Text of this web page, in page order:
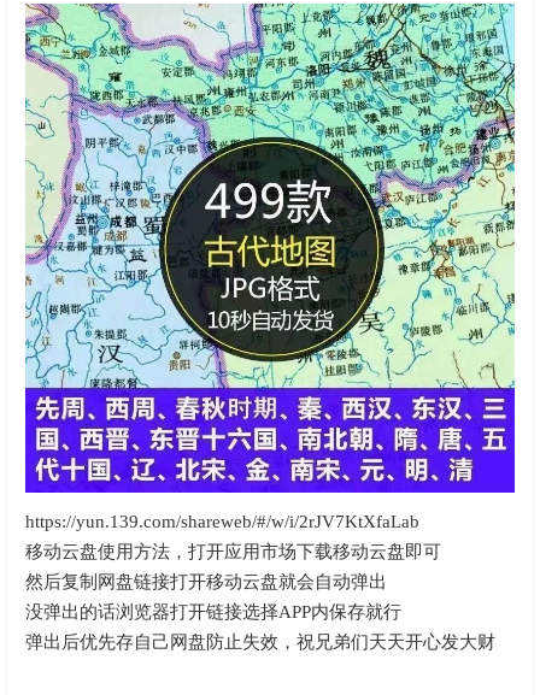
https://yun.139.com/shareweb/#/w/i/2rJV7KtXfaLab
移动云盘使用方法，打开应用市场下载移动云盘即可
然后复制网盘链接打开移动云盘就会自动弹出
没弹出的话浏览器打开链接选择APP内保存就行
弹出后优先存自己网盘防止失效，祝兄弟们天天开心发大财